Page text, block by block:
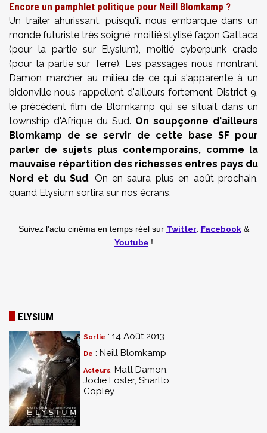
Encore un pamphlet politique pour Neill Blomkamp ?
Un trailer ahurissant, puisqu'il nous embarque dans un
monde futuriste très soigné, moitié stylisé façon Gattaca
(pour la partie sur Elysium), moitié cyberpunk crado
(pour la partie sur Terre). Les passages nous montrant
Damon marcher au milieu de ce qui s'apparente à un
bidonville nous rappellent d'ailleurs fortement District 9,
le précédent film de Blomkamp qui se situait dans un
township d'Afrique du Sud. On soupçonne d'ailleurs
Blomkamp de se servir de cette base SF pour
parler de sujets plus contemporains, comme la
mauvaise répartition des richesses entres pays du
Nord et du Sud. On en saura plus en août prochain,
quand Elysium sortira sur nos écrans.
Suivez l'actu cinéma en temps réel sur Twitter Facebook&
Youtube!
ELYSIUM
Sortie : 14 Août 2013
De : Neill Blomkamp
Acteurs: Matt Damon,
Jodie Foster, Sharlto
Copley...